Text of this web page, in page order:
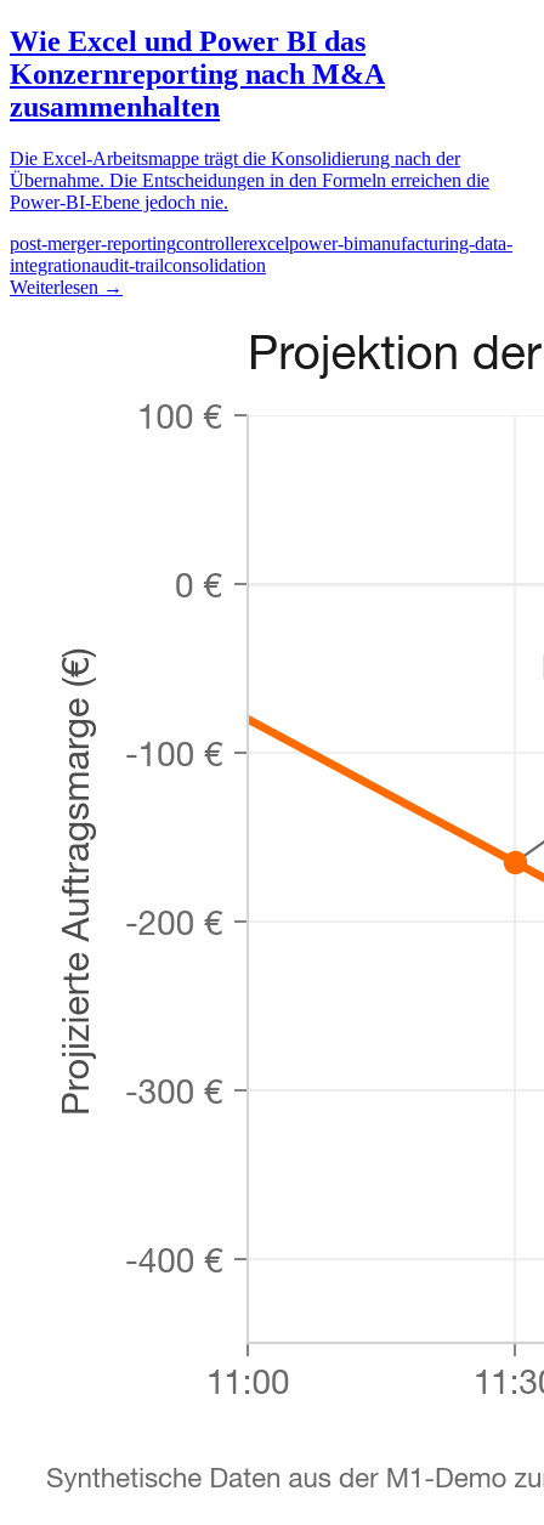
Wie Excel und Power BI das
Konzernreporting nach M&A
zusammenhalten
Die Excel-Arbeitsmappe trägt die Konsolidierung nach der
Übernahme. Die Entscheidungen in den Formeln erreichen die
Power-BI-Ebene jedoch nie.
post-merger-reportingcontrollerexcelpower-bimanufacturing-data-
integrationaudit-trailconsolidation
Weiterlesen →